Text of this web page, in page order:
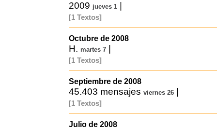
2009 jueves 1
[1 Textos]
Octubre de 2008
H. martes 7
[1 Textos]
Septiembre de 2008
45.403 mensajes viernes 26
[1 Textos]
Julio de 2008